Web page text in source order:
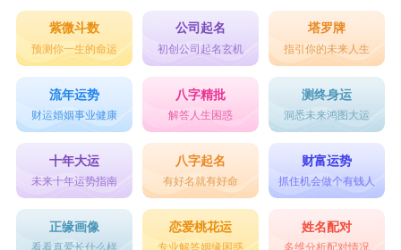
紫微斗数
预测你一生的命运
公司起名
初创公司起名玄机
塔罗牌
指引你的未来人生
流年运势
财运婚姻事业健康
八字精批
解答人生困惑
测终身运
洞悉未来鸿图大运
十年大运
未来十年运势指南
八字起名
有好名就有好命
财富运势
抓住机会做个有钱人
正缘画像 恋爱桃花运 姓名配对